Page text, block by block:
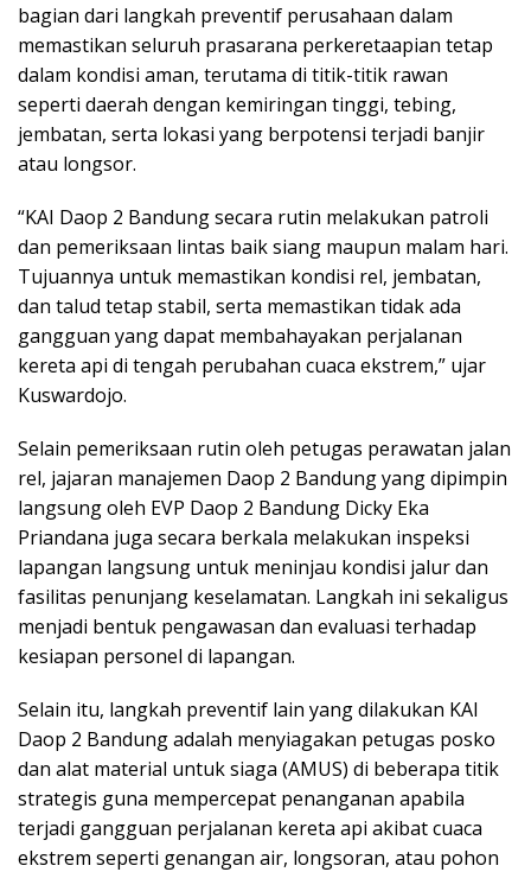
bagian dari langkah preventif perusahaan dalam
memastikan seluruh prasarana perkeretaapian tetap
dalam kondisi aman, terutama di titik-titik rawan
seperti daerah dengan kemiringan tinggi, tebing,
jembatan, serta lokasi yang berpotensi terjadi banjir
atau longsor.
“KAI Daop 2 Bandung secara rutin melakukan patroli
dan pemeriksaan lintas baik siang maupun malam hari.
Tujuannya untuk memastikan kondisi rel, jembatan,
dan talud tetap stabil, serta memastikan tidak ada
gangguan yang dapat membahayakan perjalanan
kereta api di tengah perubahan cuaca ekstrem,” ujar
Kuswardojo.
Selain pemeriksaan rutin oleh petugas perawatan jalan
rel, jajaran manajemen Daop 2 Bandung yang dipimpin
langsung oleh EVP Daop 2 Bandung Dicky Eka
Priandana juga secara berkala melakukan inspeksi
lapangan langsung untuk meninjau kondisi jalur dan
fasilitas penunjang keselamatan. Langkah ini sekaligus
menjadi bentuk pengawasan dan evaluasi terhadap
kesiapan personel di lapangan.
Selain itu, langkah preventif lain yang dilakukan KAI
Daop 2 Bandung adalah menyiagakan petugas posko
dan alat material untuk siaga (AMUS) di beberapa titik
strategis guna mempercepat penanganan apabila
terjadi gangguan perjalanan kereta api akibat cuaca
ekstrem seperti genangan air, longsoran, atau pohon